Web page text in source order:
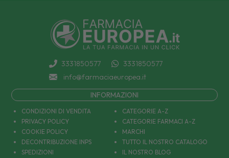
3331850577
3331850577
info@farmaciaeuropea.it
INFORMAZIONI
CONDIZIONI DI VENDITA
PRIVACY POLICY
COOKIE POLICY
DECONTRIBUZIONE INPS
SPEDIZIONI
CATEGORIE A-Z
CATEGORIE FARMACI A-Z
MARCHI
TUTTO IL NOSTRO CATALOGO
IL NOSTRO BLOG